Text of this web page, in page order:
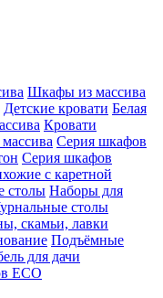
Шкафы из массива
Детские кровати Белая
Кровати
Серия шкафов
Серия шкафов
с каретной
столы Наборы для
столы
скамьи, лавки
Подъёмные
для дачи
ECO